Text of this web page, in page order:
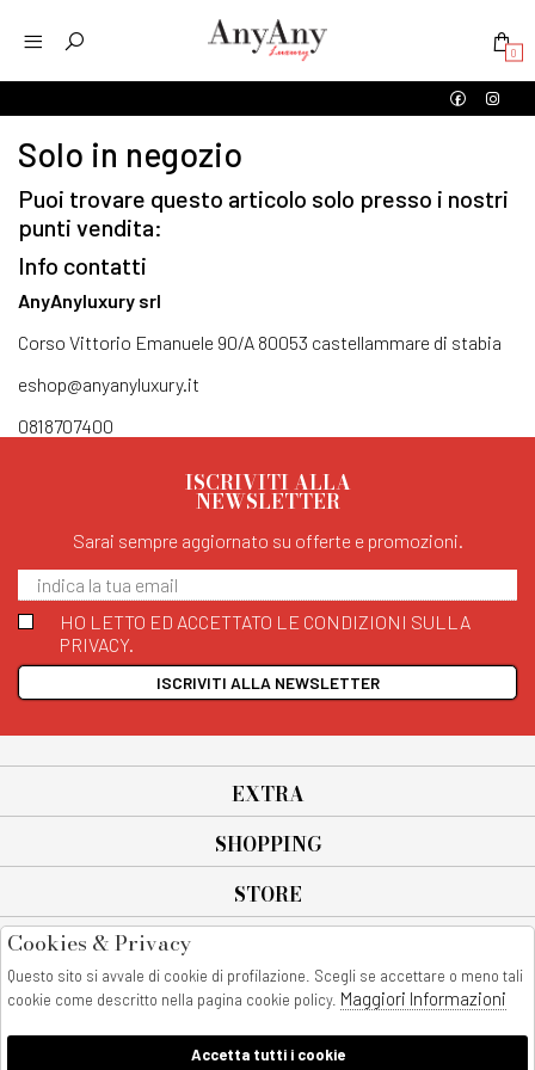
0
Solo in negozio
Puoi trovare questo articolo solo presso i nostri
punti vendita:
Info contatti
AnyAnyluxury srl
Corso Vittorio Emanuele 90/A 80053 castellammare di stabia
eshop@anyanyluxury.it
0818707400
ISCRIVITI ALLA
NEWSLETTER
Sarai sempre aggiornato su offerte e promozioni.
HO LETTO ED ACCETTATO LE CONDIZIONI SULLA
PRIVACY.
ISCRIVITI ALLA NEWSLETTER
EXTRA
SHOPPING
STORE
All rights reserved - © Copyright 2026
AnyAnyluxury srl - Sede Legale: Corso Vittorio Emanuele 90/A - 80053
castellammare di stabia - Italia
Cookies & Privacy
Questo sito si avvale di cookie di profilazione. Scegli se accettare o meno tali
cookie come descritto nella pagina cookie policy. Maggiori Informazioni
Accetta tutti i cookie